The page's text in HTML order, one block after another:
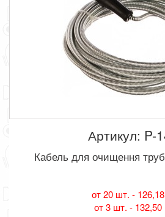
Артикул: P-
Кабель для очищення
от 20 шт. -
от 3 шт. - 132,50